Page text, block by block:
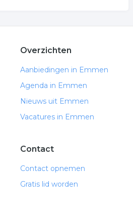
Overzichten
Aanbiedingen in Emmen
Agenda in Emmen
Nieuws uit Emmen
Vacatures in Emmen
Contact
Contact opnemen
Gratis lid worden